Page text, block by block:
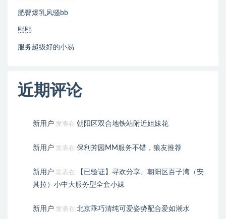
肥臀爆乳风骚bb
熙熙
服务超级好的小易
近期评论
新用户 发表在 朝阳区双合地铁站附近姐妹花
新用户 发表在 保利芳园MM服务不错，狼友推荐
新用户 发表在
【已验证】寻欢分享、朝阳区百子湾（安
其拉）小中大服务型全套小妹
新用户 发表在 北京乖巧清纯可爱姿势配合爱如潮水